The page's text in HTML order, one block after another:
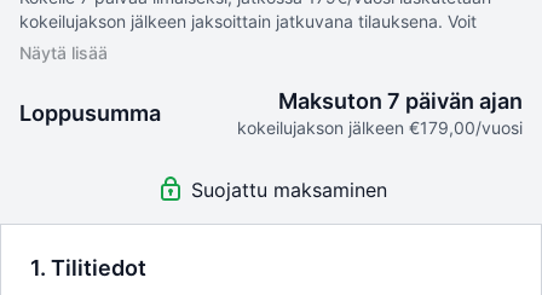
1. Tilitiedot
kokeilujakson jälkeen jaksoittain jatkuvana tilauksena. Voit
perua tilauksen koska tahansa jakson aikana.
7 päivän ILMAINEN kokeilu
Uusia videoita kuukausittain
Vierailevat asiantuntijat
Loppusumma Maksuton 7 päivän ajan
kokeilujakson jälkeen €179,00/vuosi
Suojattu maksaminen